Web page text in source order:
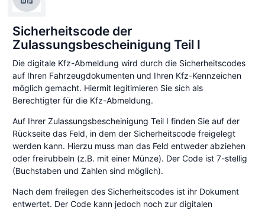
Sicherheitscode der
Zulassungsbescheinigung Teil I
Die digitale Kfz-Abmeldung wird durch die Sicherheitscodes
auf Ihren Fahrzeugdokumenten und Ihren Kfz-Kennzeichen
möglich gemacht. Hiermit legitimieren Sie sich als
Berechtigter für die Kfz-Abmeldung.
Auf Ihrer Zulassungsbescheinigung Teil I finden Sie auf der
Rückseite das Feld, in dem der Sicherheitscode freigelegt
werden kann. Hierzu muss man das Feld entweder abziehen
oder freirubbeln (z.B. mit einer Münze). Der Code ist 7-stellig
(Buchstaben und Zahlen sind möglich).
Nach dem freilegen des Sicherheitscodes ist ihr Dokument
entwertet. Der Code kann jedoch noch zur digitalen